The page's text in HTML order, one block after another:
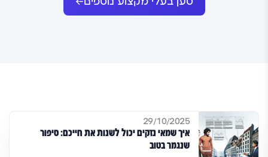
29/10/2025
איך שמאי נזקים יכול לשנות את חייכם: סיפור
שנגמר בטוב